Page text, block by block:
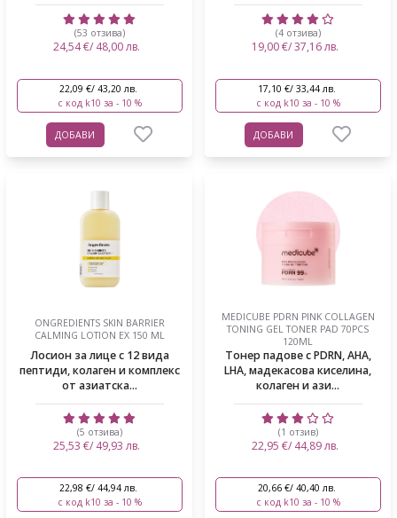
(53 отзива)
24,54 €/ 48,00 лв.
22,09 €/ 43,20 лв.
с код k10 за - 10 %
ДОБАВИ
(4 отзива)
19,00 €/ 37,16 лв.
17,10 €/ 33,44 лв.
с код k10 за - 10 %
ДОБАВИ
ONGREDIENTS SKIN BARRIER
CALMING LOTION EX 150 ML
Лосион за лице с 12 вида
пептиди, колаген и комплекс
от азиатска...
(5 отзива)
25,53 €/ 49,93 лв.
22,98 €/ 44,94 лв.
с код k10 за - 10 %
MEDICUBE PDRN PINK COLLAGEN
TONING GEL TONER PAD 70PCS
120ML
Тонер падове с PDRN, AHA,
LHA, мадекасова киселина,
колаген и ази...
(1 отзив)
22,95 €/ 44,89 лв.
20,66 €/ 40,40 лв.
с код k10 за - 10 %